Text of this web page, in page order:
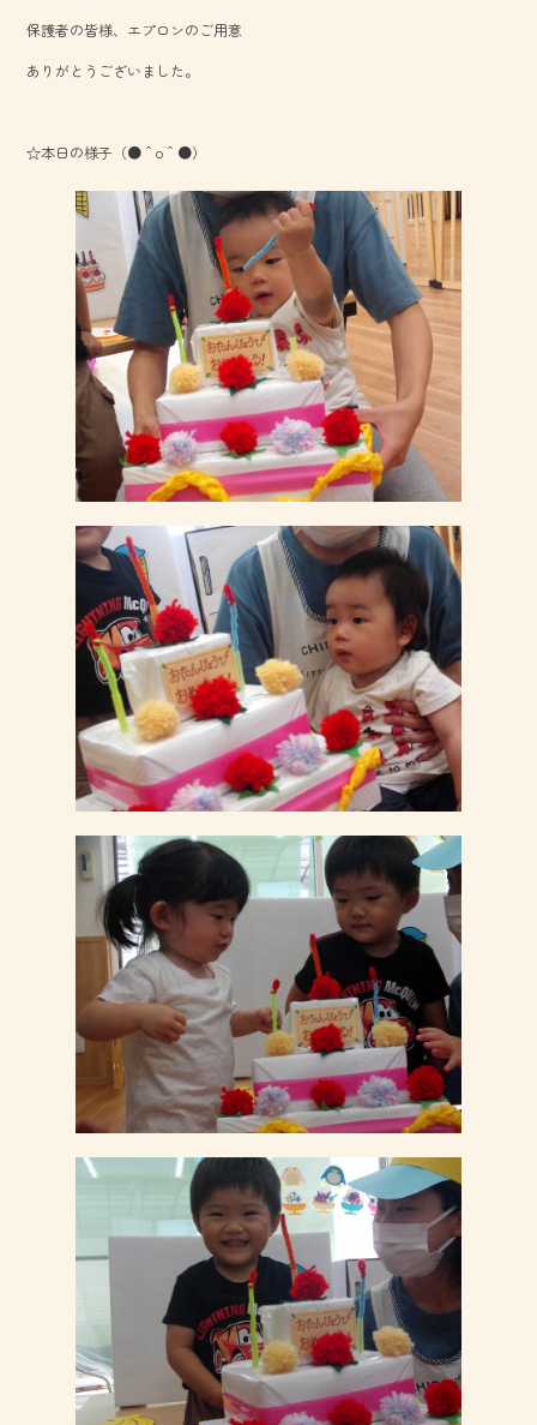
保護者の皆様、エプロンのご用意
ありがとうございました。
☆本日の様子（●＾o＾●）